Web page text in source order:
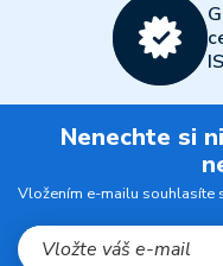
Nenechte si
Vložením e-mailu souhlasíte